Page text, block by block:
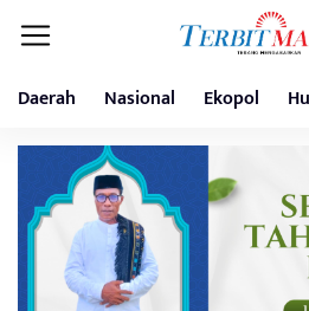
Daerah Nasional Ekopol